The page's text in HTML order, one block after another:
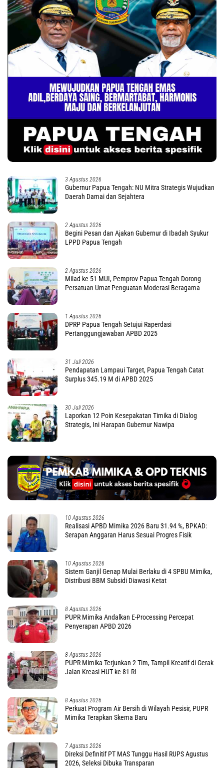
3 Agustus 2026
Gubernur Papua Tengah: NU Mitra Strategis Wujudkan
Daerah Damai dan Sejahtera
2 Agustus 2026
Begini Pesan dan Ajakan Gubernur di Ibadah Syukur
LPPD Papua Tengah
2 Agustus 2026
Milad ke 51 MUI, Pemprov Papua Tengah Dorong
Persatuan Umat-Penguatan Moderasi Beragama
1 Agustus 2026
DPRP Papua Tengah Setujui Raperdasi
Pertanggungjawaban APBD 2025
31 Juli 2026
Pendapatan Lampaui Target, Papua Tengah Catat
Surplus 345.19 M di APBD 2025
30 Juli 2026
Laporkan 12 Poin Kesepakatan Timika di Dialog
Strategis, Ini Harapan Gubernur Nawipa
10 Agustus 2026
Realisasi APBD Mimika 2026 Baru 31.94 %, BPKAD:
Serapan Anggaran Harus Sesuai Progres Fisik
10 Agustus 2026
Sistem Ganjil Genap Mulai Berlaku di 4 SPBU Mimika,
Distribusi BBM Subsidi Diawasi Ketat
8 Agustus 2026
PUPR Mimika Andalkan E-Processing Percepat
Penyerapan APBD 2026
8 Agustus 2026
PUPR Mimika Terjunkan 2 Tim, Tampil Kreatif di Gerak
Jalan Kreasi HUT ke 81 RI
8 Agustus 2026
Perkuat Program Air Bersih di Wilayah Pesisir, PUPR
Mimika Terapkan Skema Baru
7 Agustus 2026
Direksi Definitif PT MAS Tunggu Hasil RUPS Agustus
2026, Seleksi Dibuka Transparan